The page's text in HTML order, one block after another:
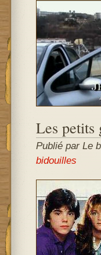
Les petits
Publié par Le
bidouilles